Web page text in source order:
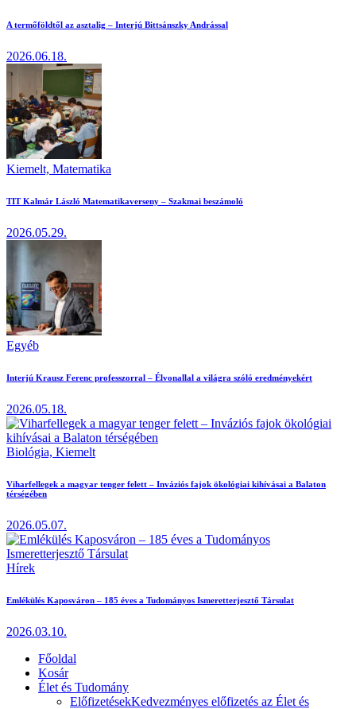
A termőföldtől az asztalig – Interjú Bittsánszky Andrással
2026.06.18.
Kiemelt, Matematika
TIT Kalmár László Matematikaverseny – Szakmai beszámoló
2026.05.29.
Egyéb
Interjú Krausz Ferenc professzorral – Élvonallal a világra szóló eredményekért
2026.05.18.
Biológia, Kiemelt
Viharfellegek a magyar tenger felett – Inváziós fajok ökológiai kihívásai a Balaton
térségében
2026.05.07.
Hírek
Emlékülés Kaposváron – 185 éves a Tudományos Ismeretterjesztő Társulat
2026.03.10.
Főoldal
Kosár
Élet és Tudomány
ElőfizetésekKedvezményes előfizetés az Élet és